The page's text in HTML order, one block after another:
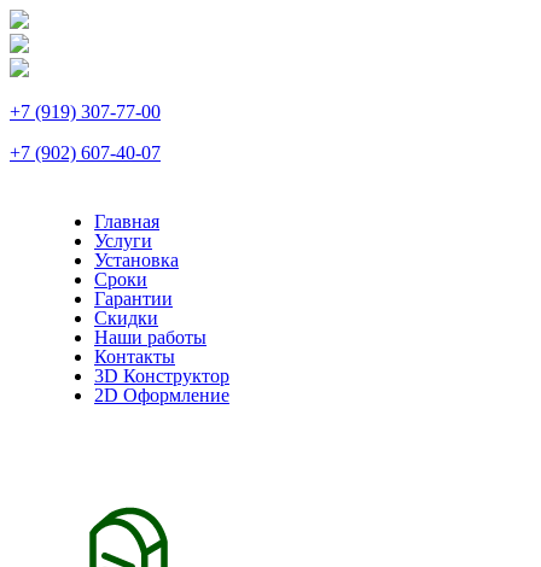
+7 (919) 307-77-00
+7 (902) 607-40-07
Главная
Услуги
Установка
Сроки
Гарантии
Скидки
Наши работы
Контакты
3D Конструктор
2D Оформление